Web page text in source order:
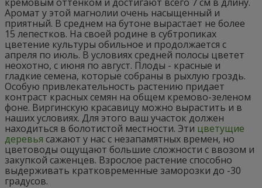
Аромат у этой магнолии очень насыщенный и
приятный. В среднем на бутоне вырастает не более
15 лепестков. На своей родине в субтропиках
цветение культуры обильное и продолжается с
апреля по июль. В условиях средней полосы цветет
неохотно, с июня по август. Плоды - красные и
гладкие семена, которые собраны в рыхлую гроздь.
Особую привлекательность растению придает
контраст красных семян на общем кремово-зеленом
фоне. Виргинскую красавицу можно вырастить и в
наших условиях. Для этого ваш участок должен
находиться в болотистой местности. Эти цветущие
деревья сажают у нас с незапамятных времен, но
цветоводы ощущают большие сложности с ввозом и
закупкой саженцев. Взрослое растение способно
выдерживать кратковременные заморозки до -30
градусов.